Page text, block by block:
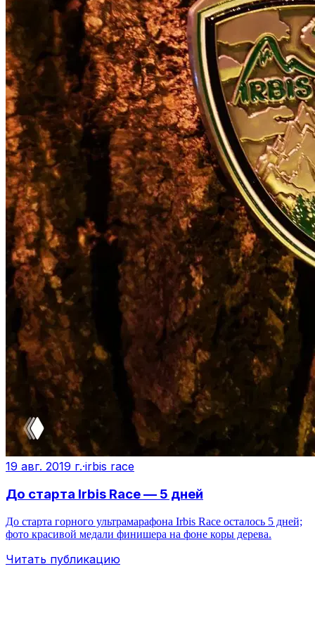
19 авг. 2019 г.·irbis race
До старта Irbis Race — 5 дней
До старта горного ультрамарафона Irbis Race осталось 5 дней;
фото красивой медали финишера на фоне коры дерева.
Читать публикацию